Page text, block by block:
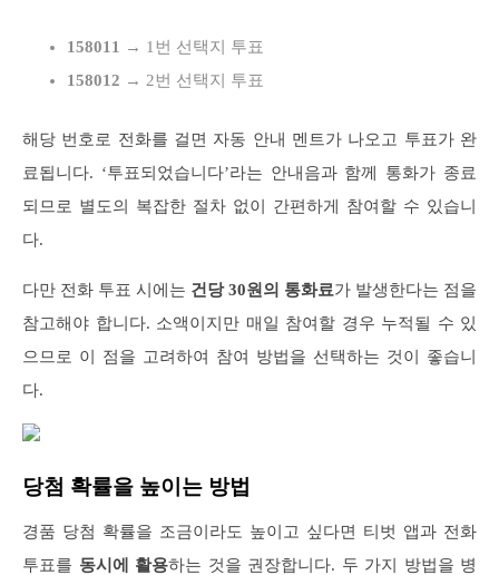
158011
→ 1번 선택지 투표
158012 → 2번 선택지 투표
해당 번호로 전화를 걸면 자동 안내 멘트가 나오고 투표가 완
료됩니다. ‘투표되었습니다’라는 안내음과 함께 통화가 종료
되므로 별도의 복잡한 절차 없이 간편하게 참여할 수 있습니
다.
다만 전화 투표 시에는 건당 30원의 통화료가 발생한다는 점을
참고해야 합니다. 소액이지만 매일 참여할 경우 누적될 수 있
으므로 이 점을 고려하여 참여 방법을 선택하는 것이 좋습니
다.
당첨 확률을 높이는 방법
경품 당첨 확률을 조금이라도 높이고 싶다면 티벗 앱과 전화
투표를 동시에 활용하는 것을 권장합니다. 두 가지 방법을 병